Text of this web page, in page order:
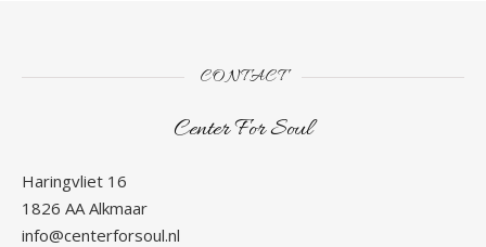
CONTACT
Center For Soul
Haringvliet 16
1826 AA Alkmaar
info@centerforsoul.nl